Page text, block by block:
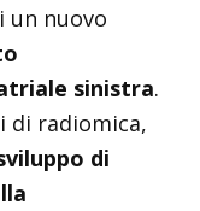
un nuovo
sinistra.
di radiomica,
di